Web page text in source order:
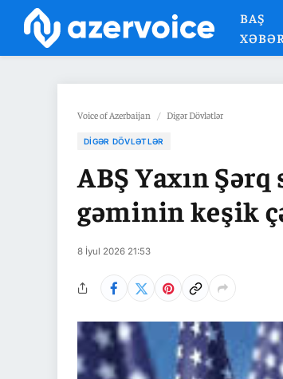
BAŞ
XƏBƏR
Voice of Azerbaijan / Digər Dövlətlər
DIGƏR DÖVLƏTLƏR
ABŞ Yaxın
gəminin keşik
8 İyul 2026 21:53